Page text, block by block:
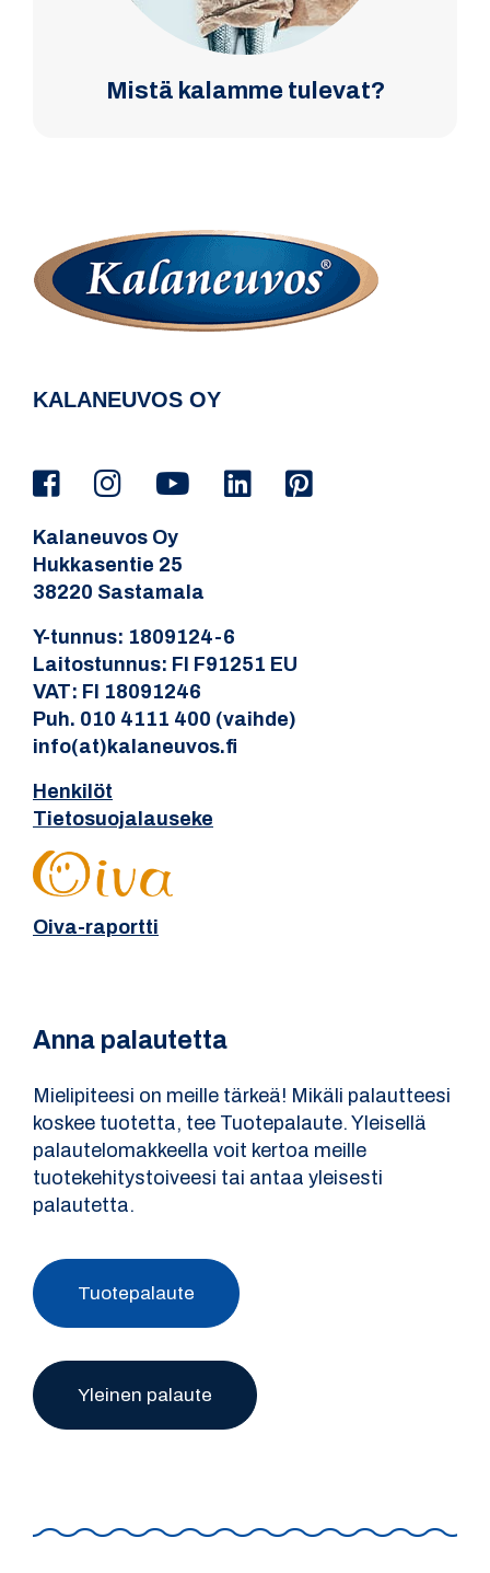
Mistä kalamme tulevat?
KALANEUVOS OY
Kalaneuvos Oy
Hukkasentie 25
38220 Sastamala
Y-tunnus: 1809124-6
Laitostunnus: FI F91251 EU
VAT: FI 18091246
Puh. 010 4111 400 (vaihde)
info(at)kalaneuvos.fi
Henkilöt
Tietosuojalauseke
Oiva-raportti
Anna palautetta
Mielipiteesi on meille tärkeä! Mikäli palautteesi
koskee tuotetta, tee Tuotepalaute. Yleisellä
palautelomakkeella voit kertoa meille
tuotekehitystoiveesi tai antaa yleisesti
palautetta.
Tuotepalaute
Yleinen palaute